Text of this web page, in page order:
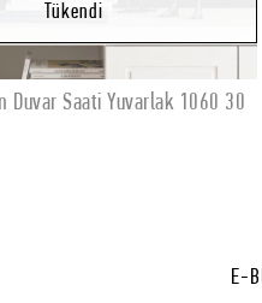
Stokta Yok
Tükendi
Duvar Saati Yuvarlak 1060 30
E-